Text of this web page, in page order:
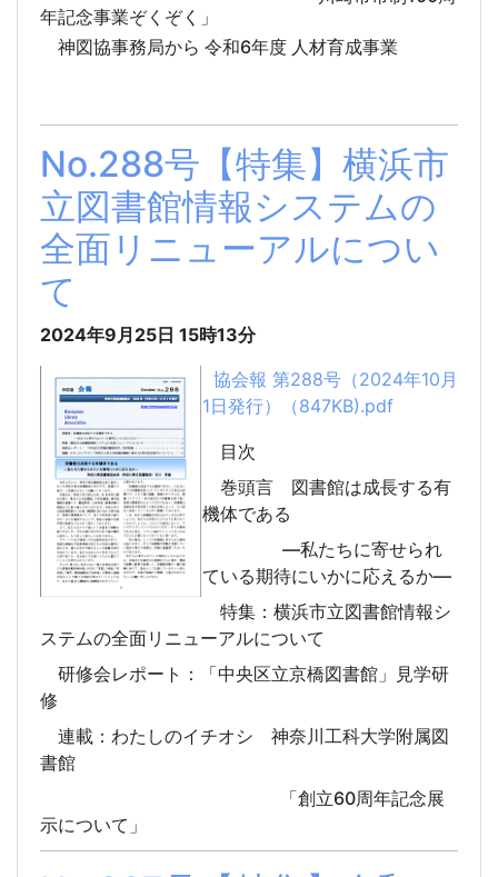
年記念事業ぞくぞく」
神図協事務局から 令和6年度 人材育成事業
No.288号【特集】横浜市
立図書館情報システムの
全面リニューアルについ
て
2024年9月25日 15時13分
協会報 第288号（2024年10月
1日発行）（847KB).pdf
目次
巻頭言 図書館は成長する有
機体である
―私たちに寄せられ
ている期待にいかに応えるか―
特集：横浜市立図書館情報シ
ステムの全面リニューアルについて
研修会レポート ：
「中央区立京橋図書館」見学研
修
連載：わたしのイチオシ 神奈川工科大学附属図
書館
「創立60周年記念展
示について」